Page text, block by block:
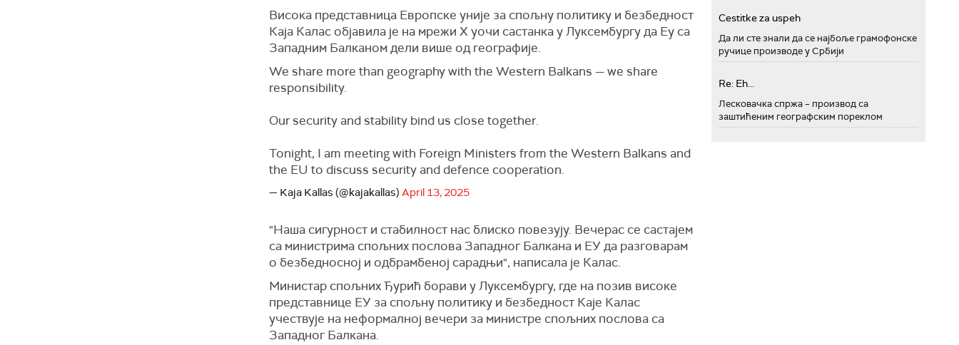
Висока представница Европске уније за спољну политику и безбедност
Каја Калас објавила је на мрежи Х уочи састанка у Луксембургу да Еу са
Западним Балканом дели више од географије.
We share more than geography with the Western Balkans — we share
responsibility.
Our security and stability bind us close together.
Tonight, I am meeting with Foreign Ministers from the Western Balkans and
the EU to discuss security and defence cooperation.
— Kaja Kallas (@kajakallas) April 13, 2025
"Наша сигурност и стабилност нас блиско повезују. Вечерас се састајем
са министрима спољних послова Западног Балкана и ЕУ да разговарам
о безбедносној и одбрамбеној сарадњи", написала је Калас.
Министар спољних Ђурић борави у Луксембургу, где на позив високе
представнице ЕУ за спољну политику и безбедност Каје Калас
учествује на неформалној вечери за министре спољних послова са
Западног Балкана.
Cestitke za uspeh
Да ли сте знали да се најбоље грамофонске
ручице производе у Србији
Re: Eh...
Лесковачка спржа – производ са
заштићеним географским пореклом